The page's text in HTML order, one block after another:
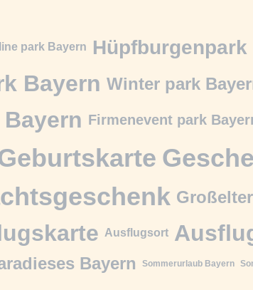
park Bayern Hüpfburgenpark
Bayern Winter park
Bayern Firmenevent park
Ausflugsort
Bayern Sommerurlaub Bayern